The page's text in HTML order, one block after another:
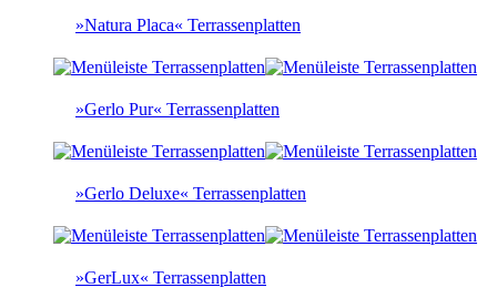
»Natura Placa« Terrassenplatten
»Gerlo Pur« Terrassenplatten
»Gerlo Deluxe« Terrassenplatten
»GerLux« Terrassenplatten